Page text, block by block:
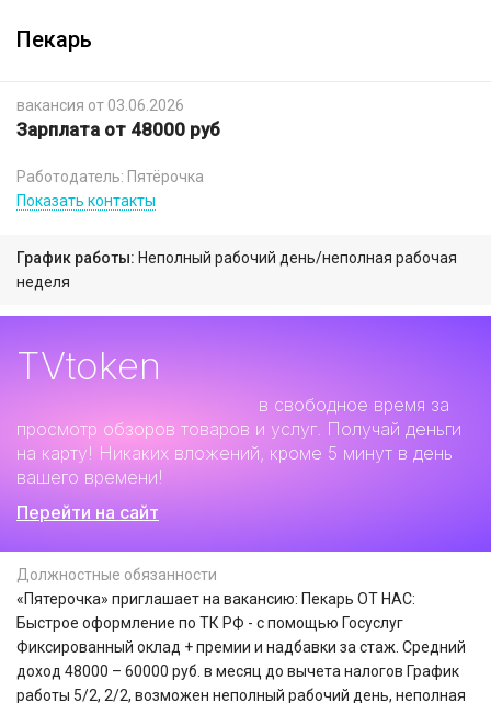
Пекарь
вакансия от 03.06.2026
Зарплата от 48000 руб
Работодатель: Пятёрочка
Показать контакты
График работы: Неполный рабочий день/неполная рабочая
неделя
TVtoken
в свободное время за
просмотр обзоров товаров и услуг. Получай деньги
на карту! Никаких вложений, кроме 5 минут в день
вашего времени!
Перейти на сайт
Должностные обязанности
«Пятерочка» приглашает на вакансию: Пекарь ОТ НАС:
Быстрое оформление по ТК РФ - с помощью Госуслуг
Фиксированный оклад + премии и надбавки за стаж. Средний
доход 48000 – 60000 руб. в месяц до вычета налогов График
работы 5/2, 2/2, возможен неполный рабочий день, неполная